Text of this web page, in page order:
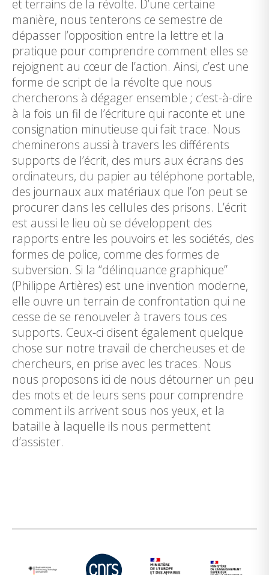
et terrains de la révolte. D’une certaine
manière, nous tenterons ce semestre de
dépasser l’opposition entre la lettre et la
pratique pour comprendre comment elles se
rejoignent au cœur de l’action. Ainsi, c’est une
forme de script de la révolte que nous
chercherons à dégager ensemble ; c’est-à-dire
à la fois un fil de l’écriture qui raconte et une
consignation minutieuse qui fait trace. Nous
cheminerons aussi à travers les différents
supports de l’écrit, des murs aux écrans des
ordinateurs, du papier au téléphone portable,
des journaux aux matériaux que l’on peut se
procurer dans les cellules des prisons. L’écrit
est aussi le lieu où se développent des
rapports entre les pouvoirs et les sociétés, des
formes de police, comme des formes de
subversion. Si la “délinquance graphique”
(Philippe Artières) est une invention moderne,
elle ouvre un terrain de confrontation qui ne
cesse de se renouveler à travers tous ces
supports. Ceux-ci disent également quelque
chose sur notre travail de chercheuses et de
chercheurs, en prise avec les traces. Nous
nous proposons ici de nous détourner un peu
des mots et de leurs sens pour comprendre
comment ils arrivent sous nos yeux, et la
bataille à laquelle ils nous permettent
d’assister.